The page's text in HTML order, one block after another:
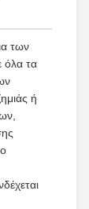
των
όλα τα
ή